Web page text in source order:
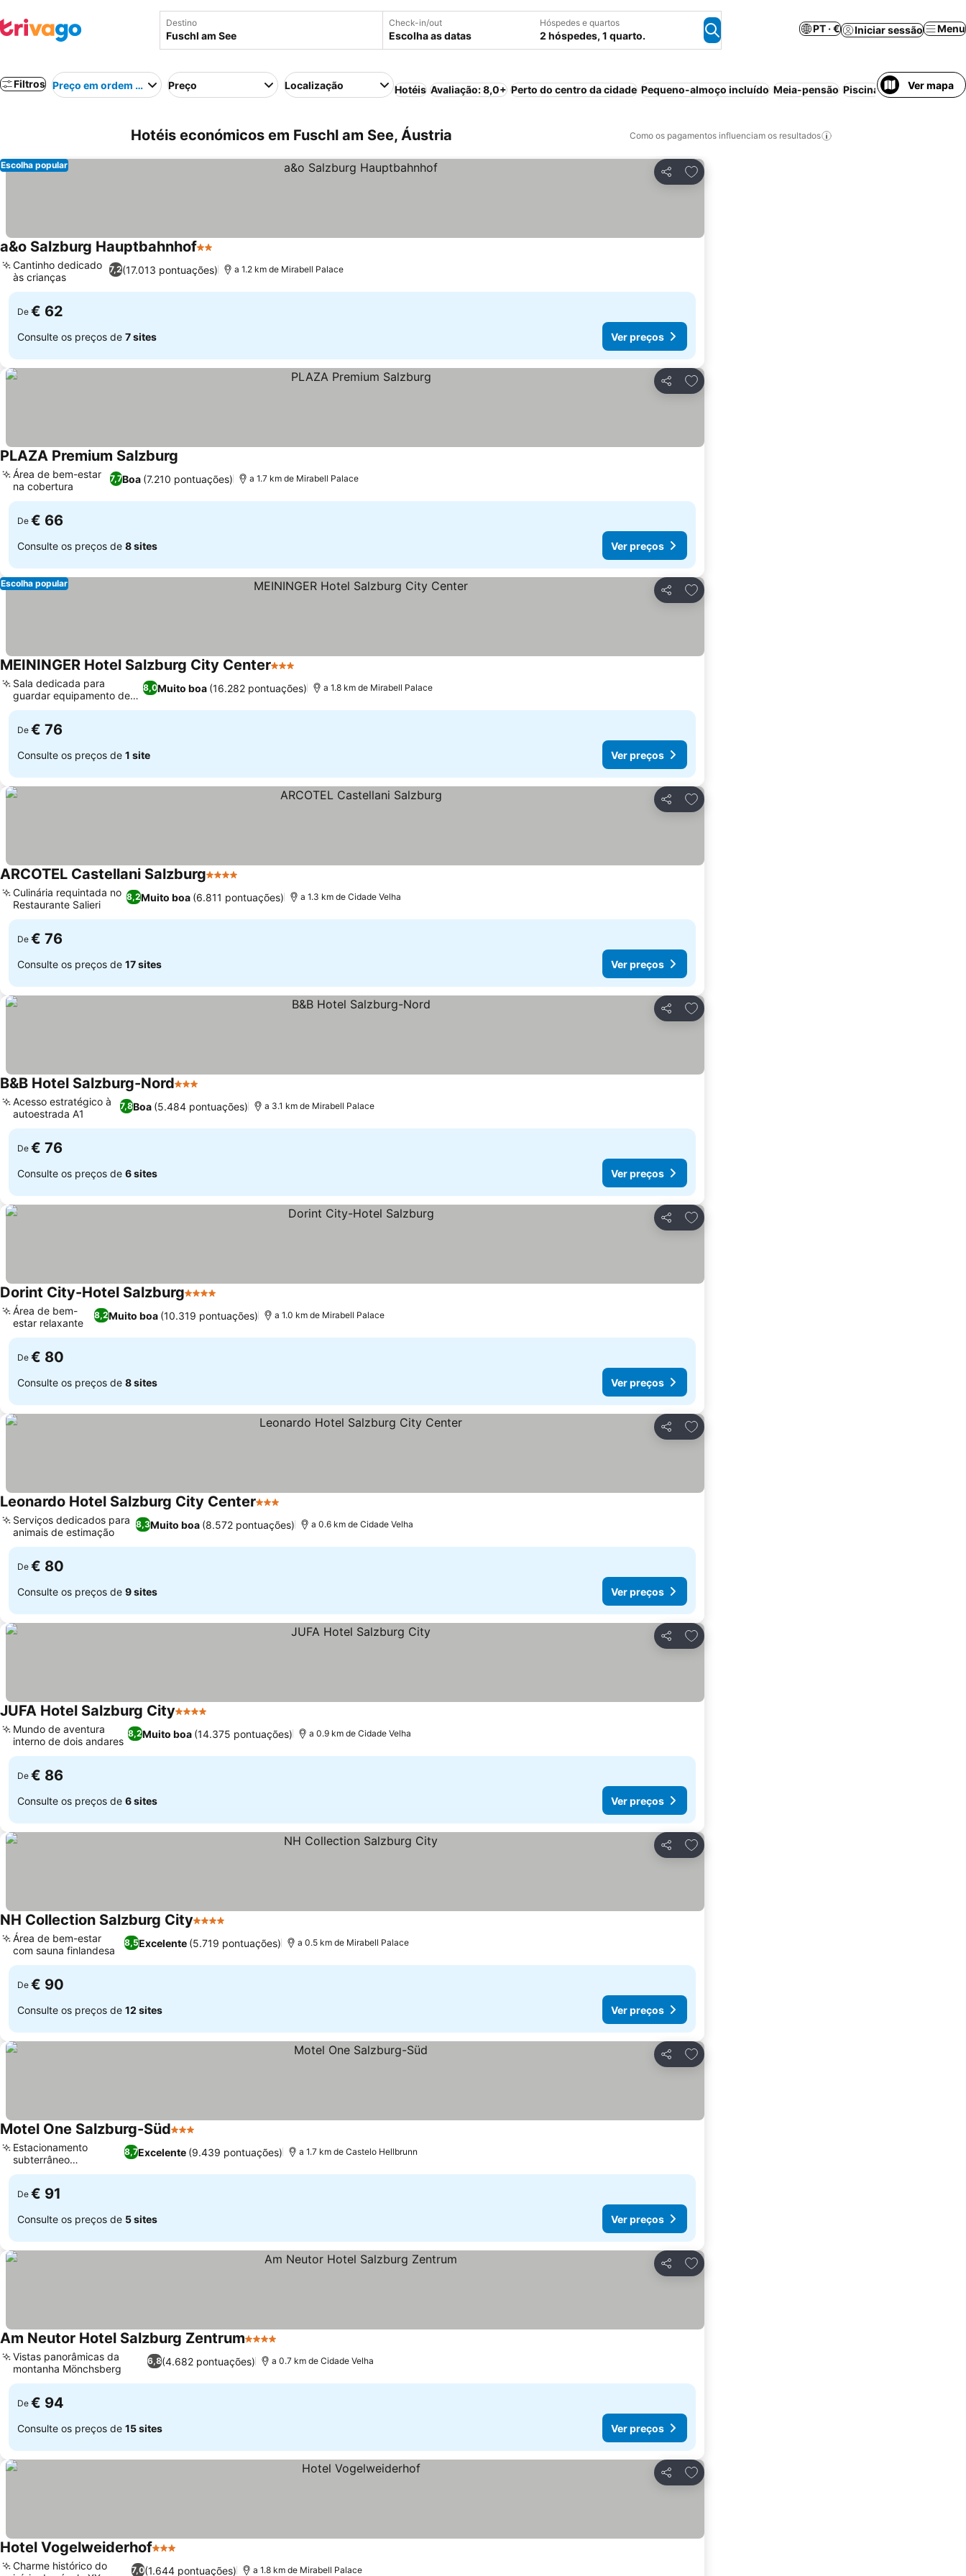
Destino Check-in/out
Escolha as datas
Hóspedes e quartos
2 hóspedes, 1 quarto.
PT · € Iniciar sessão Menu
Filtros Preço em ordem crescentePreço Localização Hotéis Avaliação: 8,0+ Perto do centro da cidade Pequeno-almoço incluído Meia-pensão Piscina Estacionamento
Ver mapa
Hotéis económicos em Fuschl am See, Áustria Como os pagamentos influenciam os resultados
Partilhar
Adicionar aos favoritos
Escolha popular
a&o Salzburg Hauptbahnhof2 Estrelas
7,2(17.013 pontuações)
Cantinho dedicado
às crianças
a 1.2 km de Mirabell Palace
De € 62
Consulte os preços de 7 sites Ver preços
Partilhar
Adicionar aos favoritos
PLAZA Premium Salzburg
7,7Boa (7.210 pontuações)
Área de bem-estar
na cobertura
a 1.7 km de Mirabell Palace
De € 66
Consulte os preços de 8 sites Ver preços
Partilhar
Adicionar aos favoritos
Escolha popular
MEININGER Hotel Salzburg City Center3 Estrelas
8,0Muito boa (16.282 pontuações)
Sala dedicada para
guardar equipamento de
esqui
a 1.8 km de Mirabell Palace
De € 76
Consulte os preços de 1 site Ver preços
Partilhar
Adicionar aos favoritos
ARCOTEL Castellani Salzburg4 Estrelas
8,2Muito boa (6.811 pontuações)
Culinária requintada no
Restaurante Salieri
a 1.3 km de Cidade Velha
De € 76
Consulte os preços de 17 sites Ver preços
Partilhar
Adicionar aos favoritos
B&B Hotel Salzburg-Nord3 Estrelas
7,8Boa (5.484 pontuações)
Acesso estratégico à
autoestrada A1
a 3.1 km de Mirabell Palace
De € 76
Consulte os preços de 6 sites Ver preços
Partilhar
Adicionar aos favoritos
Dorint City-Hotel Salzburg4 Estrelas
8,2Muito boa (10.319 pontuações)
Área de bem-
estar relaxante
a 1.0 km de Mirabell Palace
De € 80
Consulte os preços de 8 sites Ver preços
Partilhar
Adicionar aos favoritos
Leonardo Hotel Salzburg City Center3 Estrelas
8,3Muito boa (8.572 pontuações)
Serviços dedicados para
animais de estimação
a 0.6 km de Cidade Velha
De € 80
Consulte os preços de 9 sites Ver preços
Partilhar
Adicionar aos favoritos
JUFA Hotel Salzburg City4 Estrelas
8,2Muito boa (14.375 pontuações)
Mundo de aventura
interno de dois andares
a 0.9 km de Cidade Velha
De € 86
Consulte os preços de 6 sites Ver preços
Partilhar
Adicionar aos favoritos
NH Collection Salzburg City4 Estrelas
8,5Excelente (5.719 pontuações)
Área de bem-estar
com sauna finlandesa
a 0.5 km de Mirabell Palace
De € 90
Consulte os preços de 12 sites Ver preços
Partilhar
Adicionar aos favoritos
Motel One Salzburg-Süd3 Estrelas
8,7Excelente (9.439 pontuações)
Estacionamento
subterrâneo
conveniente
a 1.7 km de Castelo Hellbrunn
De € 91
Consulte os preços de 5 sites Ver preços
Partilhar
Adicionar aos favoritos
Am Neutor Hotel Salzburg Zentrum4 Estrelas
6,8(4.682 pontuações)
Vistas panorâmicas da
montanha Mönchsberg
a 0.7 km de Cidade Velha
De € 94
Consulte os preços de 15 sites Ver preços
Partilhar
Adicionar aos favoritos
Hotel Vogelweiderhof3 Estrelas
7,0(1.644 pontuações)
Charme histórico do
a 1.8 km de Mirabell Palace